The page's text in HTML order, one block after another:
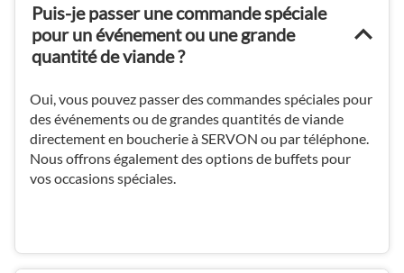
Puis-je passer une commande spéciale
pour un événement ou une grande
quantité de viande ?
Oui, vous pouvez passer des commandes spéciales pour
des événements ou de grandes quantités de viande
directement en boucherie à SERVON ou par téléphone.
Nous offrons également des options de buffets pour
vos occasions spéciales.